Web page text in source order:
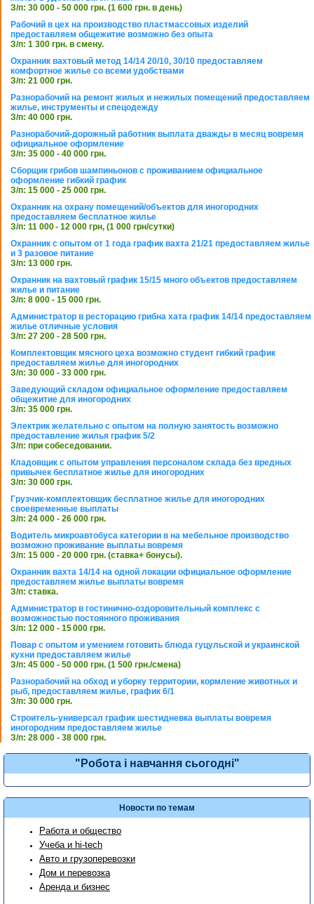
З/п: 30 000 - 50 000 грн. (1 600 грн. в день)
Рабочий в цех на производство пластмассовых изделий
предоставляем общежитие возможно без опыта
З/п: 1 300 грн. в смену.
Охранник вахтовый метод 14/14 20/10, 30/10 предоставляем
комфортное жилье со всеми удобствами
З/п: 21 000 грн.
Разнорабочий на ремонт жилых и нежилых помещений предоставляем
жилье, инструменты и спецодежду
З/п: 40 000 грн.
Разнорабочий-дорожный работник выплата дважды в месяц вовремя
официальное оформление
З/п: 35 000 - 40 000 грн.
Сборщик грибов шампиньонов с проживанием официальное
оформление гибкий график
З/п: 15 000 - 25 000 грн.
Охранник на охрану помещений/объектов для иногородних
предоставляем бесплатное жилье
З/п: 11 000 - 12 000 грн, (1 000 грн/сутки)
Охранник с опытом от 1 года график вахта 21/21 предоставляем жилье
и 3 разовое питание
З/п: 13 000 грн.
Охранник на вахтовый график 15/15 много объектов предоставляем
жилье и питание
З/п: 8 000 - 15 000 грн.
Администратор в ресторацию грибна хата график 14/14 предоставляем
жилье отличные условия
З/п: 27 200 - 28 500 грн.
Комплектовщик мясного цеха возможно студент гибкий график
предоставляем жилье для иногородних
З/п: 30 000 - 33 000 грн.
Заведующий складом официальное оформление предоставляем
общежитие для иногородних
З/п: 35 000 грн.
Электрик желательно с опытом на полную занятость возможно
предоставление жилья график 5/2
З/п: при собеседовании.
Кладовщик с опытом управления персоналом склада без вредных
привычек бесплатное жилье для иногородних
З/п: 30 000 грн.
Грузчик-комплектовщик бесплатное жилье для иногородних
своевременные выплаты
З/п: 24 000 - 26 000 грн.
Водитель микроавтобуса категории в на мебельное производство
возможно проживание выплаты вовремя
З/п: 15 000 - 20 000 грн. (ставка+ бонусы).
Охранник вахта 14/14 на одной локации официальное оформление
предоставляем жилье выплаты вовремя
З/п: ставка.
Администратор в гостинично-оздоровительный комплекс с
возможностью постоянного проживания
З/п: 12 000 - 15 000 грн.
Повар с опытом и умением готовить блюда гуцульской и украинской
кухни предоставляем жилье
З/п: 45 000 - 50 000 грн. (1 500 грн./смена)
Разнорабочий на обход и уборку территории, кормление животных и
рыб, предоставляем жилье, график 6/1
З/п: 30 000 грн.
Строитель-универсал график шестидневка выплаты вовремя
иногородним предоставляем жилье
З/п: 28 000 - 38 000 грн.
"Робота і навчання сьогодні"
Новости по темам
Работа и общество
Учеба и hi-tech
Авто и грузоперевозки
Дом и перевозка
Аренда и бизнес